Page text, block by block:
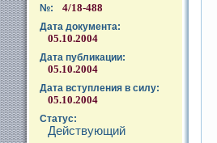
№: 4/18-488
Дата документа:
05.10.2004
Дата публикации:
05.10.2004
Дата вступления в силу:
05.10.2004
Статус:
Действующий